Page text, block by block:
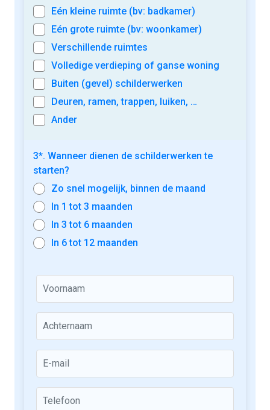
Eén kleine ruimte (bv: badkamer)
Eén grote ruimte (bv: woonkamer)
Verschillende ruimtes
Volledige verdieping of ganse woning
Buiten (gevel) schilderwerken
Deuren, ramen, trappen, luiken, …
Ander
3*. Wanneer dienen de schilderwerken te
starten?
Zo snel mogelijk, binnen de maand
In 1 tot 3 maanden
In 3 tot 6 maanden
In 6 tot 12 maanden